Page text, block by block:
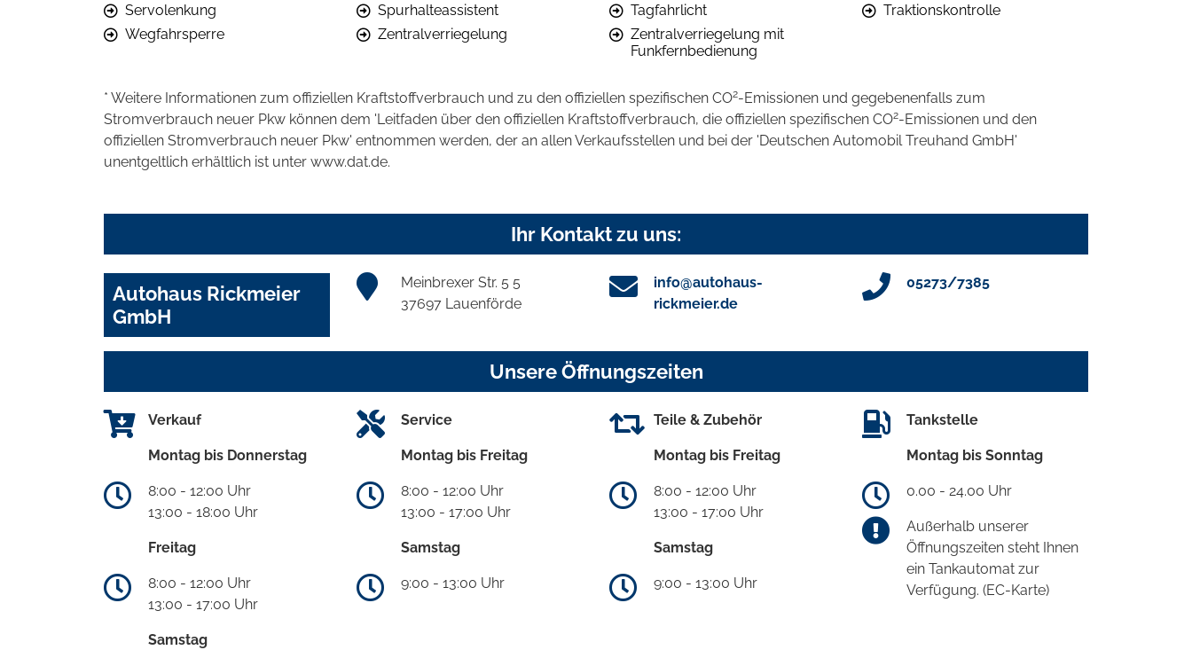
Servolenkung
Spurhalteassistent Tagfahrlicht
Traktionskontrolle
Wegfahrsperre
Zentralverriegelung
Zentralverriegelung mit
Funkfernbedienung
* Weitere Informationen zum offiziellen Kraftstoffverbrauch und zu den offiziellen spezifischen CO2-Emissionen und gegebenenfalls zum
Stromverbrauch neuer Pkw können dem 'Leitfaden über den offiziellen Kraftstoffverbrauch, die offiziellen spezifischen CO2-Emissionen und den
offiziellen Stromverbrauch neuer Pkw' entnommen werden, der an allen Verkaufsstellen und bei der 'Deutschen Automobil Treuhand GmbH'
unentgeltlich erhältlich ist unter www.dat.de.
Ihr Kontakt zu uns:
Autohaus Rickmeier
GmbH
Meinbrexer Str. 5 5
37697 Lauenförde
info@autohaus-
rickmeier.de
05273/7385
Unsere Öffnungszeiten
Verkauf
Montag bis Donnerstag
8:00 - 12:00 Uhr
13:00 - 18:00 Uhr
Freitag
8:00 - 12:00 Uhr
13:00 - 17:00 Uhr
Samstag
Service
Montag bis Freitag
8:00 - 12:00 Uhr
13:00 - 17:00 Uhr
Samstag
9:00 - 13:00 Uhr
Teile & Zubehör
Montag bis Freitag
8:00 - 12:00 Uhr
13:00 - 17:00 Uhr
Samstag
9:00 - 13:00 Uhr
Tankstelle
Montag bis Sonntag
0.00 - 24.00 Uhr
Außerhalb unserer
Öffnungszeiten steht Ihnen
ein Tankautomat zur
Verfügung. (EC-Karte)